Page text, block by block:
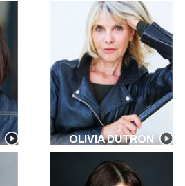
OLIVIA DUTRON